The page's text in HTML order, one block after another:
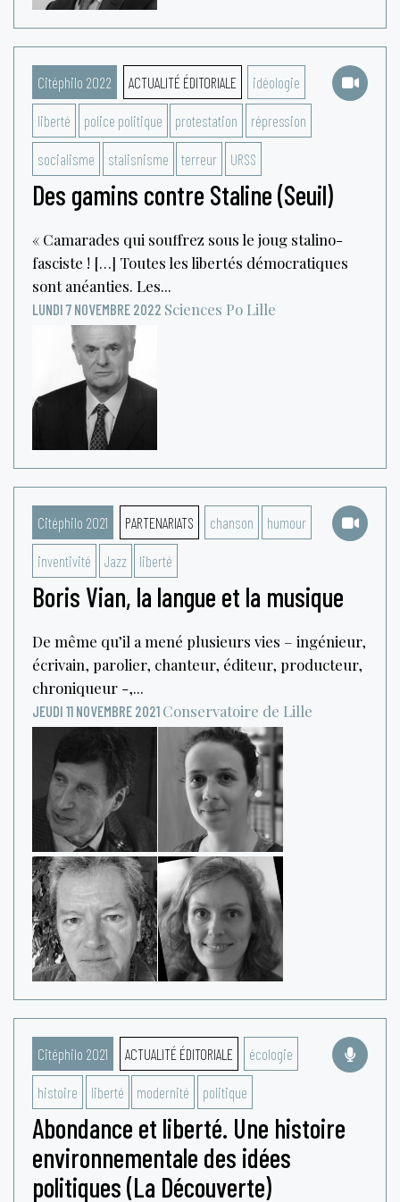
Citéphilo 2022 ACTUALITÉ ÉDITORIALE idéologie
liberté police politique protestation répression
socialisme stalisnisme terreur URSS
Des gamins contre Staline (Seuil)
« Camarades qui souffrez sous le joug stalino-
fasciste ! […] Toutes les libertés démocratiques
sont anéanties. Les...
LUNDI 7 NOVEMBRE 2022 Sciences Po Lille
Citéphilo 2021 PARTENARIATS chanson humour
inventivité Jazz liberté
Boris Vian, la langue et la musique
De même qu’il a mené plusieurs vies – ingénieur,
écrivain, parolier, chanteur, éditeur, producteur,
chroniqueur -,...
JEUDI 11 NOVEMBRE 2021 Conservatoire de Lille
Citéphilo 2021 ACTUALITÉ ÉDITORIALE écologie
histoire liberté modernité politique
Abondance et liberté. Une histoire
environnementale des idées
politiques (La Découverte)